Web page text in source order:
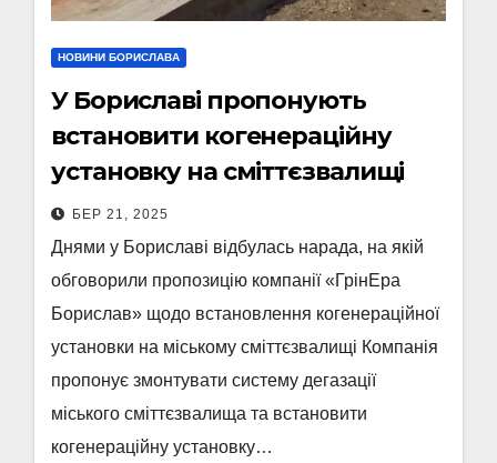
НОВИНИ БОРИСЛАВА
У Бориславі пропонують
встановити когенераційну
установку на сміттєзвалищі
БЕР 21, 2025
Днями у Бориславі відбулась нарада, на якій
обговорили пропозицію компанії «ГрінЕра
Борислав» щодо встановлення когенераційної
установки на міському сміттєзвалищі Компанія
пропонує змонтувати систему дегазації
міського сміттєзвалища та встановити
когенераційну установку…